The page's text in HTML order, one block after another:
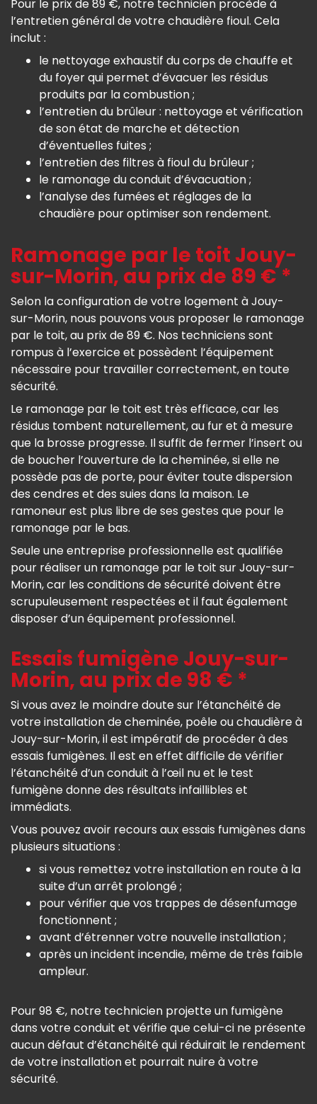
Pour le prix de 89 €, notre technicien procède à
l’entretien général de votre chaudière fioul. Cela
inclut :
le nettoyage exhaustif du corps de chauffe et
du foyer qui permet d’évacuer les résidus
produits par la combustion ;
l’entretien du brûleur : nettoyage et vérification
de son état de marche et détection
d’éventuelles fuites ;
l’entretien des filtres à fioul du brûleur ;
le ramonage du conduit d’évacuation ;
l’analyse des fumées et réglages de la
chaudière pour optimiser son rendement.
Ramonage par le toit Jouy-
sur-Morin, au prix de 89 € *
Selon la configuration de votre logement à Jouy-
sur-Morin, nous pouvons vous proposer le ramonage
par le toit, au prix de 89 €. Nos techniciens sont
rompus à l’exercice et possèdent l’équipement
nécessaire pour travailler correctement, en toute
sécurité.
Le ramonage par le toit est très efficace, car les
résidus tombent naturellement, au fur et à mesure
que la brosse progresse. Il suffit de fermer l’insert ou
de boucher l’ouverture de la cheminée, si elle ne
possède pas de porte, pour éviter toute dispersion
des cendres et des suies dans la maison. Le
ramoneur est plus libre de ses gestes que pour le
ramonage par le bas.
Seule une entreprise professionnelle est qualifiée
pour réaliser un ramonage par le toit sur Jouy-sur-
Morin, car les conditions de sécurité doivent être
scrupuleusement respectées et il faut également
disposer d’un équipement professionnel.
Essais fumigène Jouy-sur-
Morin, au prix de 98 € *
Si vous avez le moindre doute sur l’étanchéité de
votre installation de cheminée, poêle ou chaudière à
Jouy-sur-Morin, il est impératif de procéder à des
essais fumigènes. Il est en effet difficile de vérifier
l’étanchéité d’un conduit à l’œil nu et le test
fumigène donne des résultats infaillibles et
immédiats.
Vous pouvez avoir recours aux essais fumigènes dans
plusieurs situations :
si vous remettez votre installation en route à la
suite d’un arrêt prolongé ;
pour vérifier que vos trappes de désenfumage
fonctionnent ;
avant d’étrenner votre nouvelle installation ;
après un incident incendie, même de très faible
ampleur.
Pour 98 €, notre technicien projette un fumigène
dans votre conduit et vérifie que celui-ci ne présente
aucun défaut d’étanchéité qui réduirait le rendement
de votre installation et pourrait nuire à votre
sécurité.